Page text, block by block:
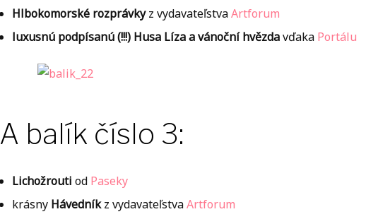
Hlbokomorské rozprávkyz vydavateľstvaArtforum
luxusnú podpísanú (!!!) Husa Líza a vánoční hvězdavďaka Portálu
A balík číslo 3:
Lichožrouti od Paseky
krásny Hávedníkz vydavateľstvaArtforum